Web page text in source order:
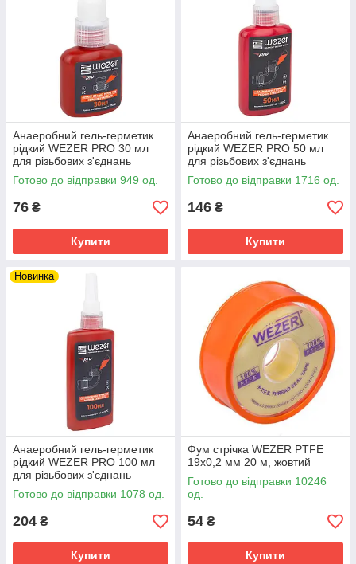
Анаеробний гель-герметик
рідкий WEZER PRO 30 мл
для різьбових з'єднань
Готово до відправки 949 од.
76 ₴
Купити
Анаеробний гель-герметик
рідкий WEZER PRO 50 мл
для різьбових з'єднань
Готово до відправки 1716 од.
146 ₴
Купити
Новинка
Анаеробний гель-герметик
рідкий WEZER PRO 100 мл
для різьбових з'єднань
Готово до відправки 1078 од.
204 ₴
Купити
Фум стрічка WEZER PTFE
19x0,2 мм 20 м, жовтий
Готово до відправки 10246
од.
54 ₴
Купити